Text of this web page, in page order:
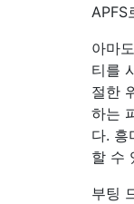
APFS
아마
티를
절한
하는
다. 흥
할 수
부팅